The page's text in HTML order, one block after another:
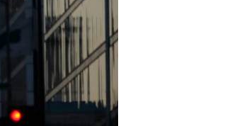
قانون شفافیت دارائی کادر رهبری ایران
اعتراضات مردمی آبان ۹۸
نرگس محمدی برنده جایزه نوبل صلح
همایش محافظه‌کاران آمریکا «سی‌پک»